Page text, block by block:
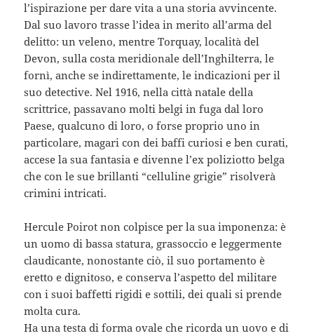
l’ispirazione per dare vita a una storia avvincente.
Dal suo lavoro trasse l’idea in merito all’arma del
delitto: un veleno, mentre Torquay, località del
Devon, sulla costa meridionale dell’Inghilterra, le
fornì, anche se indirettamente, le indicazioni per il
suo detective. Nel 1916, nella città natale della
scrittrice, passavano molti belgi in fuga dal loro
Paese, qualcuno di loro, o forse proprio uno in
particolare, magari con dei baffi curiosi e ben curati,
accese la sua fantasia e divenne l’ex poliziotto belga
che con le sue brillanti “celluline grigie” risolverà
crimini intricati.
Hercule Poirot non colpisce per la sua imponenza: è
un uomo di bassa statura, grassoccio e leggermente
claudicante, nonostante ciò, il suo portamento è
eretto e dignitoso, e conserva l’aspetto del militare
con i suoi baffetti rigidi e sottili, dei quali si prende
molta cura.
Ha una testa di forma ovale che ricorda un uovo e di